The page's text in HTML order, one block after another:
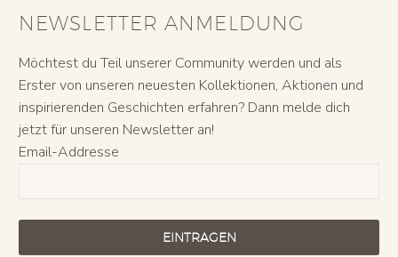
NEWSLETTER ANMELDUNG
Möchtest du Teil unserer Community werden und als
Erster von unseren neuesten Kollektionen, Aktionen und
inspirierenden Geschichten erfahren? Dann melde dich
jetzt für unseren Newsletter an!
Email-Addresse
EINTRAGEN